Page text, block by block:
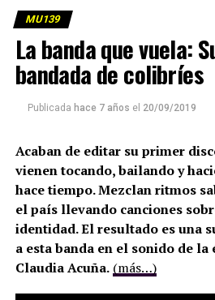
MU139
La banda que vuela:
bandada de colibríes
Publicada hace 7 años el 20/09/2019
Acaban de editar su primer
vienen tocando, bailando y
hace tiempo. Mezclan ritmos
el país llevando canciones
identidad. El resultado es una
a esta banda en el sonido de la
Claudia Acuña. (más…)